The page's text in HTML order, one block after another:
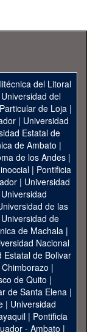
del Litoral
Universidad del
de Loja|
| Universidad
Estatal de
de Ambato |
de los Andes|
| Pontificia
| Universidad
Universidad
de las
Universidad de
de Machala|
Nacional
Estatal de Bolivar
|
de Quito |
de Santa Elena|
| Universidad
| Pontificia
- Ambato |